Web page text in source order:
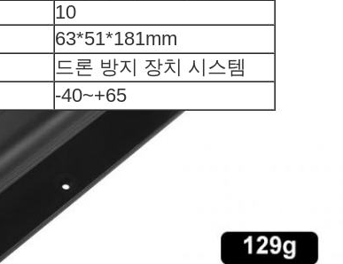
10
63*51*181mm
드론 방지 장치 시스템
-40~+65